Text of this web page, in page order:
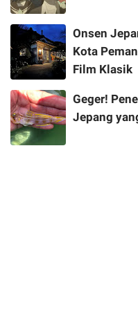
Onsen
Kota
Film Klasik
Geger!
Jepang